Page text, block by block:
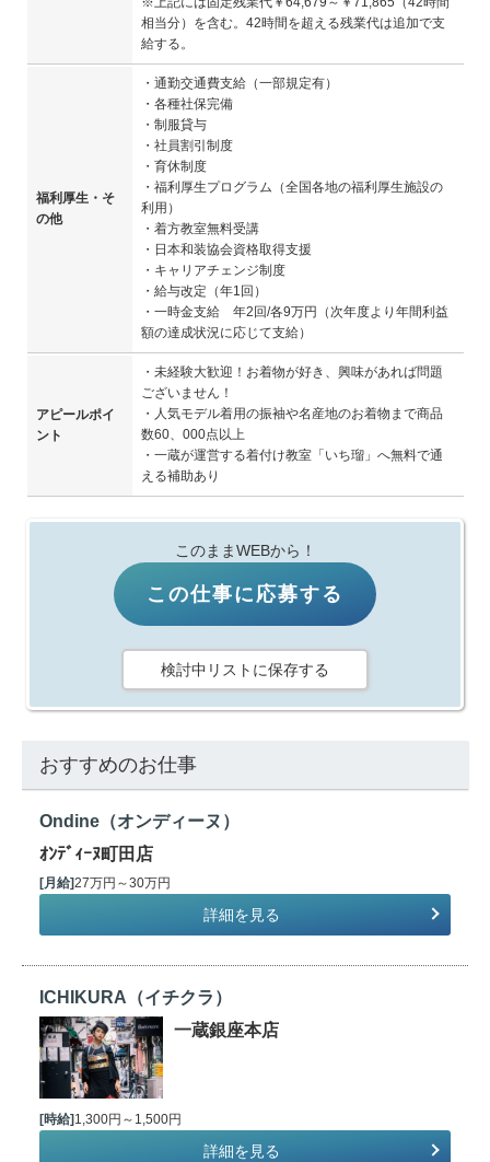
相当分）を含む。42時間を超える残業代は追加で支
給する。
福利厚生・そ
の他
・通勤交通費支給（一部規定有）
・各種社保完備
・制服貸与
・社員割引制度
・育休制度
・福利厚生プログラム（全国各地の福利厚生施設の
利用）
・着方教室無料受講
・日本和装協会資格取得支援
・キャリアチェンジ制度
・給与改定（年1回）
・一時金支給 年2回/各9万円（次年度より年間利益
額の達成状況に応じて支給）
アピールポイ
ント
・未経験大歓迎！お着物が好き、興味があれば問題
ございません！
・人気モデル着用の振袖や名産地のお着物まで商品
数60、000点以上
・一蔵が運営する着付け教室「いち瑠」へ無料で通
える補助あり
このままWEBから！
この仕事に応募する
検討中リストに保存する
おすすめのお仕事
Ondine（オンディーヌ）
ｵﾝﾃﾞｨｰﾇ町田店
[月給]27万円～30万円
詳細を見る
ICHIKURA（イチクラ）
一蔵銀座本店
[時給] 1,300円～1,500円
詳細を見る